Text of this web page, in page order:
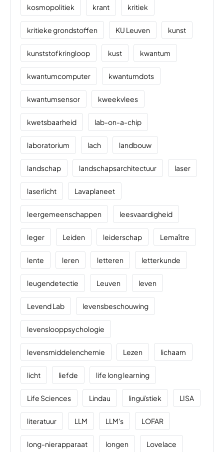
kosmopolitiek krant kritiek
kritieke grondstoffen KU Leuven kunst
kunststofkringloop kust kwantum
kwantumcomputer kwantumdots
kwantumsensor kweekvlees
kwetsbaarheid lab-on-a-chip
laboratorium lach landbouw
landschap landschapsarchitectuur laser
laserlicht Lavaplaneet
leergemeenschappen leesvaardigheid
leger Leiden leiderschap Lemaître
lente leren letteren letterkunde
leugendetectie Leuven leven
Levend Lab levensbeschouwing
levenslooppsychologie
levensmiddelenchemie Lezen lichaam
licht liefde life long learning
Life Sciences Lindau linguïstiek LISA
literatuur LLM LLM's LOFAR
long-nierapparaat longen Lovelace